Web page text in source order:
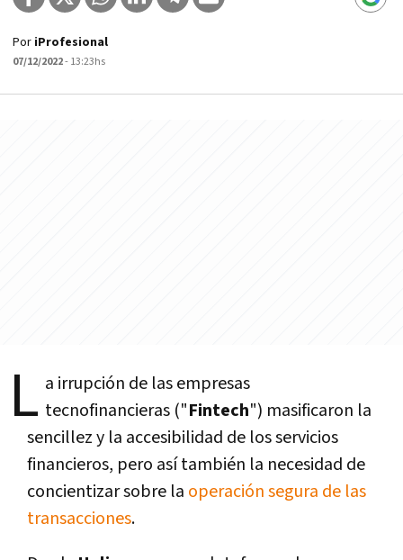
Por iProfesional
07/12/2022- 13:23hs
L a irrupción de las empresas
tecnofinancieras ("Fintech") masificaron la
sencillez y la accesibilidad de los servicios
financieros, pero así también la necesidad de
concientizar sobre la operación segura de las
transacciones.